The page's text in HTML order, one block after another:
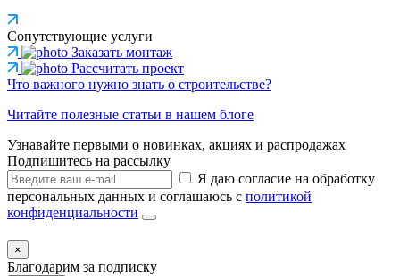
Сопутствующие услуги
Заказать монтаж
Рассчитать проект
Что важного нужно знать о строительстве?
Читайте полезные статьи в нашем блоге
Узнавайте первыми о новинках, акциях и распродажах
Подпишитесь на рассылку
Я даю согласие на обработку
персональных данных и соглашаюсь с политикой
конфиденциальности
×
Благодарим за подписку